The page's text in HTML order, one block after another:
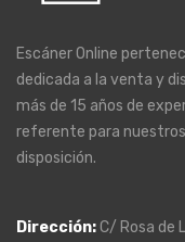
Escáner Online
dedicada a la venta y
más de 15 años de
referente para
disposición.
Dirección:C/ Rosa de